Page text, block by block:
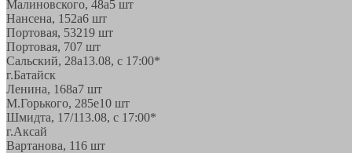
Малиновского, 48а5 шт
Нансена, 152а6 шт
Портовая, 53219 шт
Портовая, 707 шт
Сальский, 28a13.08, с 17:00*
г.Батайск
Ленина, 168а7 шт
М.Горького, 285е10 шт
Шмидта, 17/113.08, с 17:00*
г.Аксай
Вартанова, 116 шт